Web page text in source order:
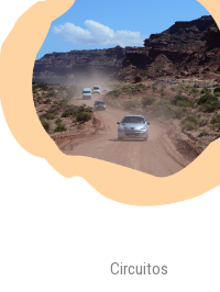
Circuitos